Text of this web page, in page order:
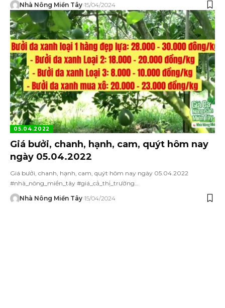
Nhà Nông Miền Tây 15/04/2024
05.04.2022
Giá bưởi, chanh, hạnh, cam, quýt hôm nay
ngày 05.04.2022
Giá bưởi, chanh, hạnh, cam, quýt hôm nay ngày 05.04.2022
#nhà_nông_miền_tây #giá_cả_thị_trường…
Nhà Nông Miền Tây 15/04/2024